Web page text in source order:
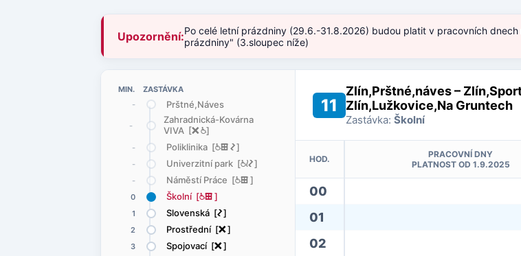
Upozornění:Po celé letní prázdniny (29.6.-31.8.2026) budou platit v pracovních
prázdniny" (3.sloupec níže)
MIN. ZASTÁVKA
-
Prštné,Náves
-
Zahradnická-Kovárna
VIVA [ë@]
- Poliklinika [@æó]
- Univerzitní park [@<ó]
- Náměstí Práce [@æ]
0 Školní [@æ]
1 Slovenská [ó]
2 Prostřední [ë]
3 Spojovací [ë]
11
Zlín,Prštné,náves –
Zlín,Lužkovice,Na Gruntech
Zastávka: Školní
HOD.
PRACOVNÍ DNY
PLATNOST OD 1.9.2025
00
01
02